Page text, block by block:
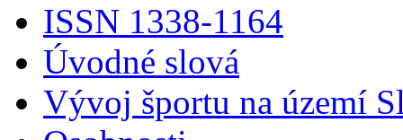
ISSN 1338-1164
Úvodné slová
Vývoj športu na území